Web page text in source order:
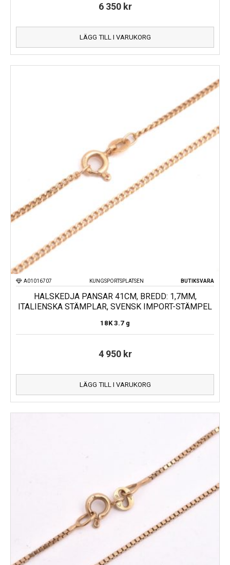
6 350 kr
LÄGG TILL I VARUKORG
KUNGSPORTSPLATSEN
A01016707 BUTIKSVARA
HALSKEDJA PANSAR 41CM, BREDD: 1,7MM,
ITALIENSKA STÄMPLAR, SVENSK IMPORT-STÄMPEL
18K 3.7 g
4 950 kr
LÄGG TILL I VARUKORG